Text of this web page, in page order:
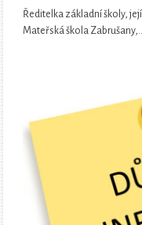
Ředitelka základní školy,
Mateřská škola